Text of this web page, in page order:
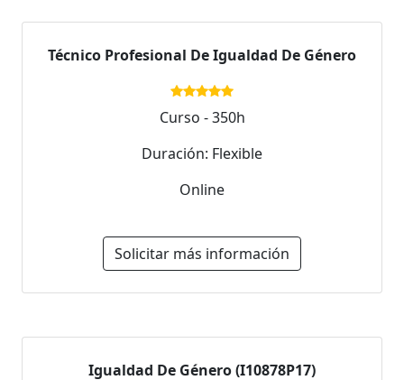
Técnico Profesional De Igualdad De Género
Curso - 350h
Duración: Flexible
Online
Solicitar más información
Igualdad De Género (I10878P17)